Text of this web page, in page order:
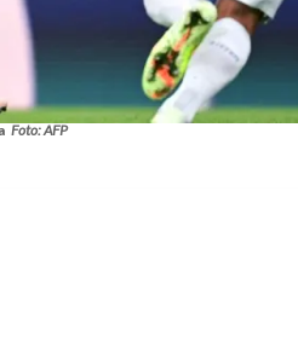
Foto: AFP